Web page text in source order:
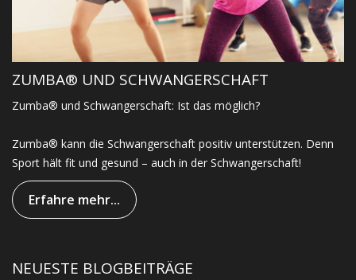
ZUMBA® UND SCHWANGERSCHAFT
Zumba® und Schwangerschaft: Ist das möglich?
Zumba® kann die Schwangerschaft positiv unterstützen. Denn
Sport hält fit und gesund – auch in der Schwangerschaft!
Erfahre mehr...
NEUESTE BLOGBEITRÄGE